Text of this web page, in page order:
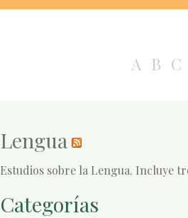
A B C
Lengua
Estudios sobre la Lengua. Incluye
Categorías